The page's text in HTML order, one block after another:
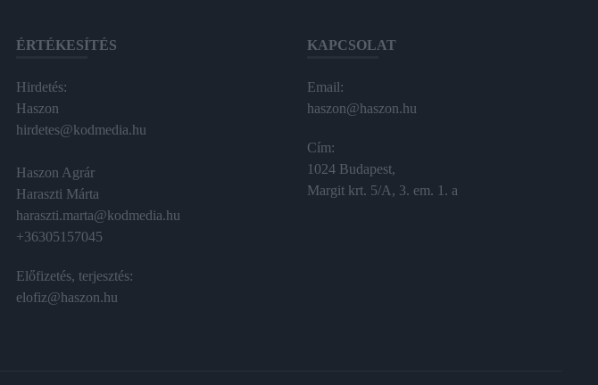
ÉRTÉKESÍTÉS
Hirdetés:
Haszon
hirdetes@kodmedia.hu
Haszon Agrár
Haraszti Márta
haraszti.marta@kodmedia.hu
+36305157045
Előfizetés, terjesztés:
elofiz@haszon.hu
KAPCSOLAT
Email:
haszon@haszon.hu
Cím:
1024 Budapest,
Margit krt. 5/A, 3. em. 1. a